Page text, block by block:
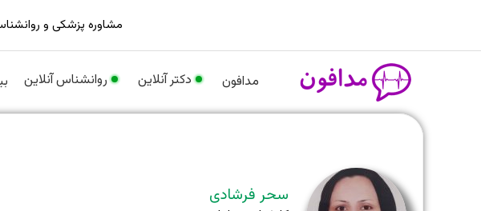
مشاوره پزشکی و روانشناسی با بیش
مدافون دکتر آنلاین روانشناس آنلاین
سحر فرشادی